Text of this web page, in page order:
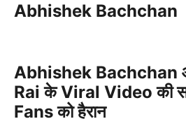
Abhishek Bachchan
Abhishek Bachchan
Rai के Viral Video की
Fans को हैरान